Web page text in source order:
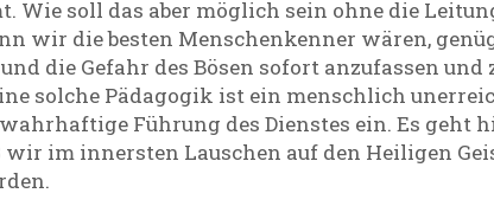
Wie soll das aber möglich sein ohne die
wir die besten Menschenkenner wären,
die Gefahr des Bösen sofort anzufassen
solche Pädagogik ist ein menschlich
Führung des Dienstes ein. Es geht
wir im innersten Lauschen auf den Heiligen